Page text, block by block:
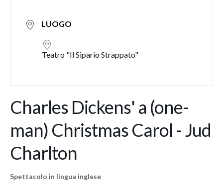
LUOGO
Teatro "Il Sipario Strappato"
Charles Dickens' a (one-
man) Christmas Carol - Jud
Charlton
Spettacolo in lingua inglese